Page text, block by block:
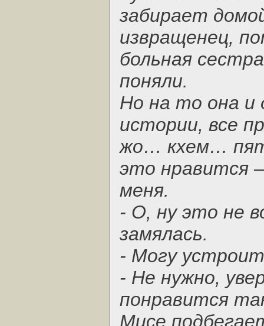
забирает
извращенец,
больная
поняли.
Но на то она и
истории, все
жо… кхем…
это нравится
меня.
- О, ну это не
замялась.
- Могу
- Не нужно,
понравится
Мисе